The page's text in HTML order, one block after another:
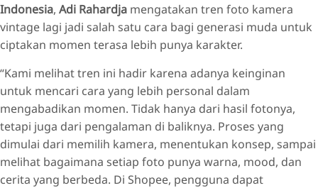
Indonesia, Adi Rahardja mengatakan tren foto kamera
vintage lagi jadi salah satu cara bagi generasi muda untuk
ciptakan momen terasa lebih punya karakter.
“Kami melihat tren ini hadir karena adanya keinginan
untuk mencari cara yang lebih personal dalam
mengabadikan momen. Tidak hanya dari hasil fotonya,
tetapi juga dari pengalaman di baliknya. Proses yang
dimulai dari memilih kamera, menentukan konsep, sampai
melihat bagaimana setiap foto punya warna, mood, dan
cerita yang berbeda. Di Shopee, pengguna dapat